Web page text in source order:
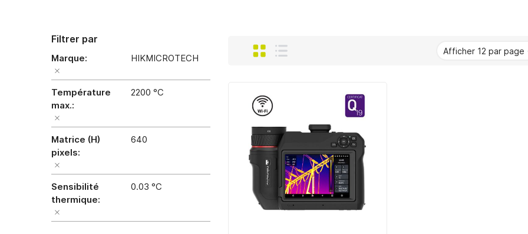
Grille
Filtrer par
Marque HIKMICROTECH
Température
max.
2200 °C
Matrice (H)
pixels
640
Sensibilité
thermique
0.03 °C